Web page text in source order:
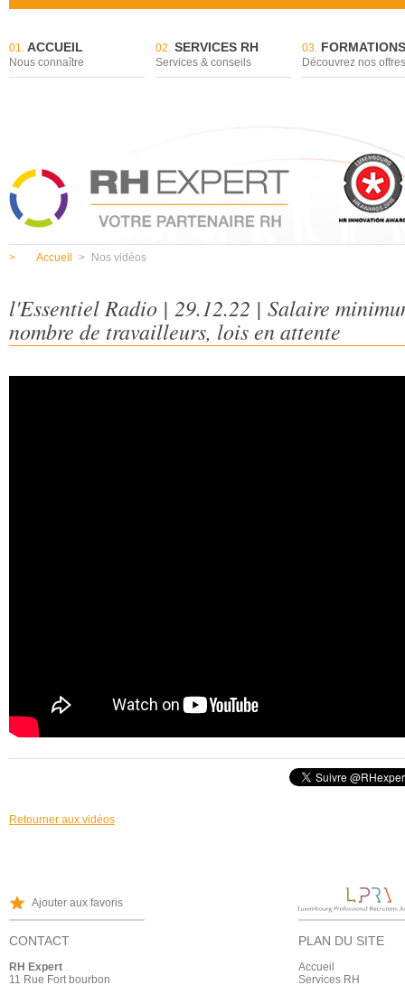
01. ACCUEIL
Nous connaître
02. SERVICES RH
Services & conseils
03. FORMATIONS
Découvrez nos offres
> Accueil > Nos vidéos
l'Essentiel Radio | 29.12.22 | Salaire
nombre de travailleurs, lois en attente
Retourner aux vidéos
Ajouter aux favoris
CONTACT
RH Expert
11 Rue Fort bourbon
PLAN DU SITE
Accueil
Services RH